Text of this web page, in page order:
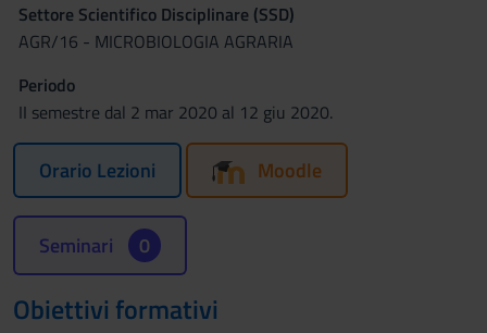
Settore Scientifico Disciplinare (SSD)
AGR/16 - MICROBIOLOGIA AGRARIA
Periodo
II semestre dal 2 mar 2020 al 12 giu 2020.
Orario Lezioni Moodle
Seminari 0
Obiettivi formativi